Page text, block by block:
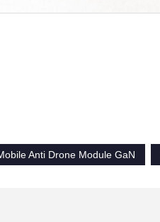
Anti Drone Module GaN